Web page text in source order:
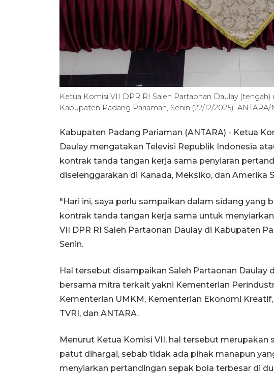
Ketua Komisi VII DPR RI Saleh Partaonan Daulay
Kabupaten Padang Pariaman, Senin (22/12/2025).
Kabupaten Padang Pariaman (ANTARA) - Ketua
Daulay mengatakan Televisi Republik Indonesia
kontrak tanda tangan kerja sama penyiaran
diselenggarakan di Kanada, Meksiko, dan Amerika
"Hari ini, saya perlu sampaikan dalam sidang yang
kontrak tanda tangan kerja sama untuk
VII DPR RI Saleh Partaonan Daulay di Kabupaten
Senin.
Hal tersebut disampaikan Saleh Partaonan Daulay
bersama mitra terkait yakni Kementerian
Kementerian UMKM, Kementerian Ekonomi
TVRI, dan ANTARA.
Menurut Ketua Komisi VII, hal tersebut merupakan
patut dihargai, sebab tidak ada pihak manapun
menyiarkan pertandingan sepak bola terbesar di